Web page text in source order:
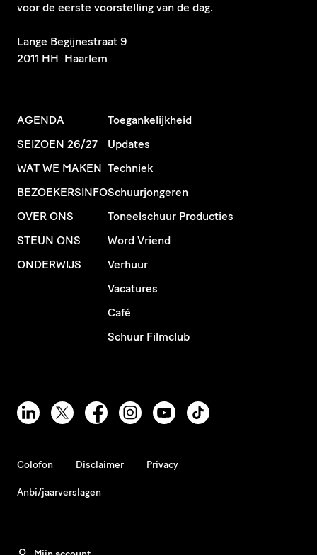
voor de eerste voorstelling van de dag.
​Lange Begijnestraat 9
2011 HH Haarlem
AGENDA
SEIZOEN 26/27
WAT WE MAKEN
BEZOEKERSINFO
OVER ONS
STEUN ONS
ONDERWIJS
Toegankelijkheid
Updates
Techniek
Schuurjongeren
Toneelschuur Producties
Word Vriend
Verhuur
Vacatures
Café
Schuur Filmclub
Colofon Disclaimer Privacy
Anbi/jaarverslagen